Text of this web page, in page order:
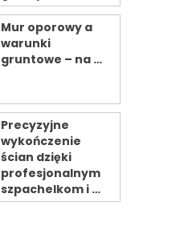
Mur oporowy a
warunki
gruntowe – na …
Precyzyjne
wykończenie
ścian dzięki
profesjonalnym
szpachelkom i …